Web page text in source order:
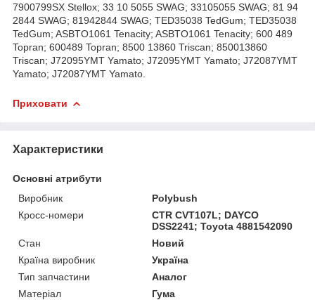
7900799SX Stellox; 33 10 5055 SWAG; 33105055 SWAG; 81 94
2844 SWAG; 81942844 SWAG; TED35038 TedGum; TED35038
TedGum; ASBTO1061 Tenacity; ASBTO1061 Tenacity; 600 489
Topran; 600489 Topran; 8500 13860 Triscan; 850013860
Triscan; J72095YMT Yamato; J72095YMT Yamato; J72087YMT
Yamato; J72087YMT Yamato.
Приховати
Характеристики
Основні атрибути
Виробник
Polybush
Кросс-номери
CTR CVT107L; DAYCO
DSS2241; Toyota 4881542090
Стан
Новий
Країна виробник
Україна
Тип запчастини
Аналог
Матеріал
Гума